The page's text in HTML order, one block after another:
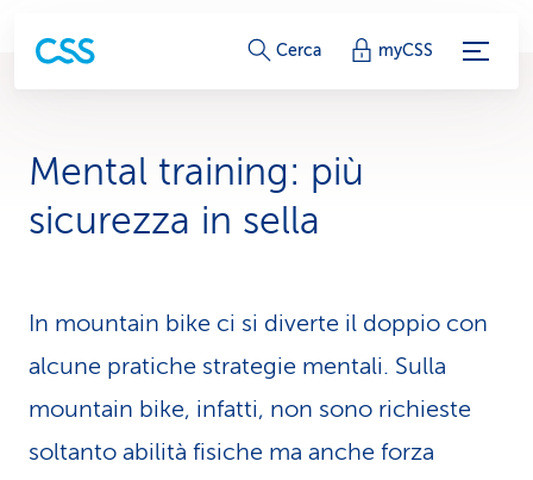
c
e
a
m
e
Cerca myCSS
Mental training: più
sicurezza in sella
In moun­tain bike ci si diverte il doppio con
alcune pratiche strategie mentali. Sulla
mountain bike, infatti, non sono richieste
soltanto abilità fisiche ma anche forza